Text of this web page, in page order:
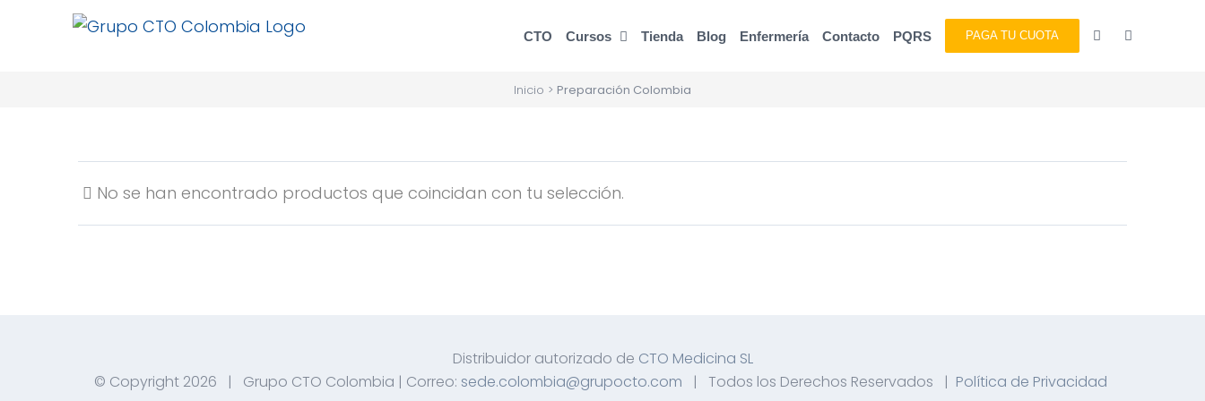
CTO Cursos Tienda Blog Enfermería Contacto PQRS PAGA TU CUOTA
Inicio > Preparación Colombia
No se han encontrado productos que coincidan con tu selección.
Distribuidor autorizado de CTO Medicina SL
© Copyright 2026 | Grupo CTO Colombia | Correo: sede.colombia@grupocto.com | Todos los Derechos Reservados | Política de Privacidad